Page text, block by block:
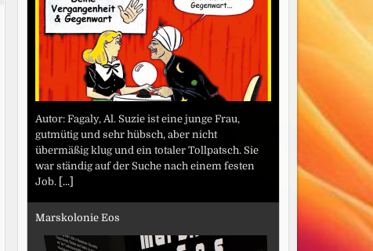
Autor: Fagaly, Al. Suzie ist eine junge Frau,
gutmütig und sehr hübsch, aber nicht
übermäßig klug und ein totaler Tollpatsch. Sie
war ständig auf der Suche nach einem festen
Job. [...]
Marskolonie Eos